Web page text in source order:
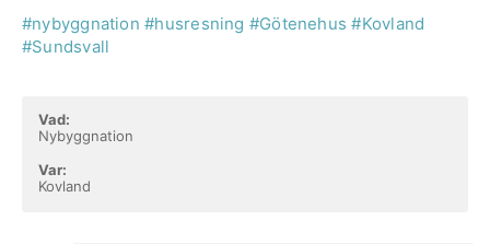
#nybyggnation #husresning #Götenehus #Kovland
#Sundsvall
Vad:
Nybyggnation
Var:
Kovland